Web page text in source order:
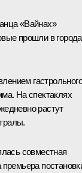
«Вайнах»
прошли в
гастрольного
На спектаклях
растут
совместная